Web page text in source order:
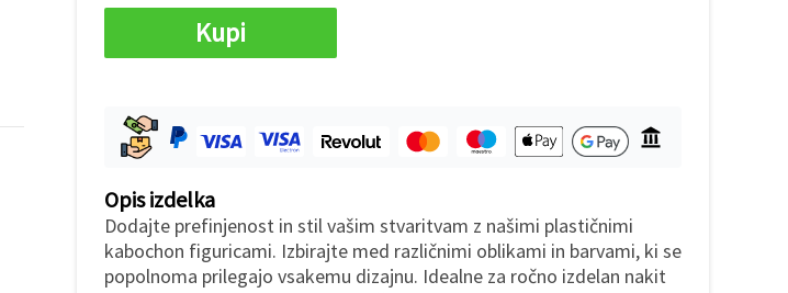
Kupi
Opis izdelka
Dodajte prefinjenost in stil vašim stvaritvam z našimi plastičnimi
kabochon figuricami. Izbirajte med različnimi oblikami in barvami, ki se
popolnoma prilegajo vsakemu dizajnu. Idealne za ročno izdelan nakit